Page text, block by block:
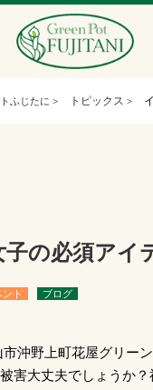
ふじたに > トピックス >
の必須アイ
ント ブログ
沖野上町花屋グリー
害大丈夫でしょうか？